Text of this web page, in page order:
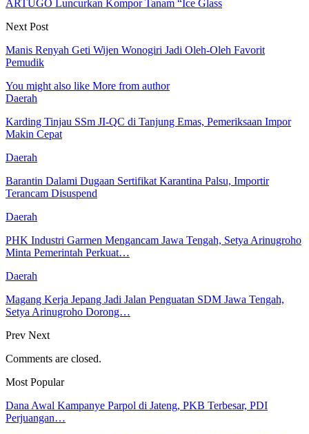
ARTUGO Luncurkan Kompor Tanam “Ice Glass
Next Post
Manis Renyah Geti Wijen Wonogiri Jadi Oleh-Oleh Favorit
Pemudik
You might also like More from author
Daerah
Karding Tinjau SSm JI-QC di Tanjung Emas, Pemeriksaan Impor
Makin Cepat
Daerah
Barantin Dalami Dugaan Sertifikat Karantina Palsu, Importir
Terancam Disuspend
Daerah
PHK Industri Garmen Mengancam Jawa Tengah, Setya Arinugroho
Minta Pemerintah Perkuat…
Daerah
Magang Kerja Jepang Jadi Jalan Penguatan SDM Jawa Tengah,
Setya Arinugroho Dorong…
Prev Next
Comments are closed.
Most Popular
Dana Awal Kampanye Parpol di Jateng, PKB Terbesar, PDI
Perjuangan…